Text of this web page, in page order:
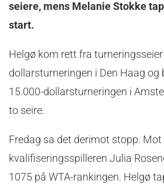
seiere, mens Melanie Stokke
start.
Helgø kom rett fra
dollarsturneringen i Den Haag og
15.000-dollarsturneringen i
to seire.
Fredag sa det derimot stopp. Mot
kvalifiseringsspilleren Julia
1075 på WTA-rankingen. Helgø